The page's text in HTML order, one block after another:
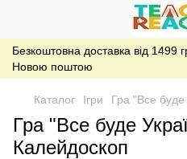
Безкоштовна доставка від 1499
Новою поштою
Каталог Ігри Гра "Все буде
Гра "Все буде
Калейдоскоп